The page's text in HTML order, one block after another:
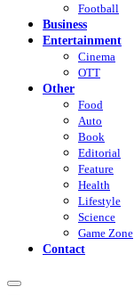
Football
Business
Entertainment
Cinema
OTT
Other
Food
Auto
Book
Editorial
Feature
Health
Lifestyle
Science
Game Zone
Contact